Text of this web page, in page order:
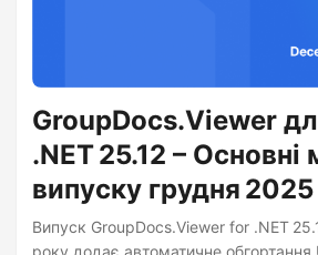
GroupDocs.Viewer
.NET 25.12 – Основні
випуску грудня 2025
Випуск GroupDocs.Viewer for .NET
року додає автоматичне обгортання